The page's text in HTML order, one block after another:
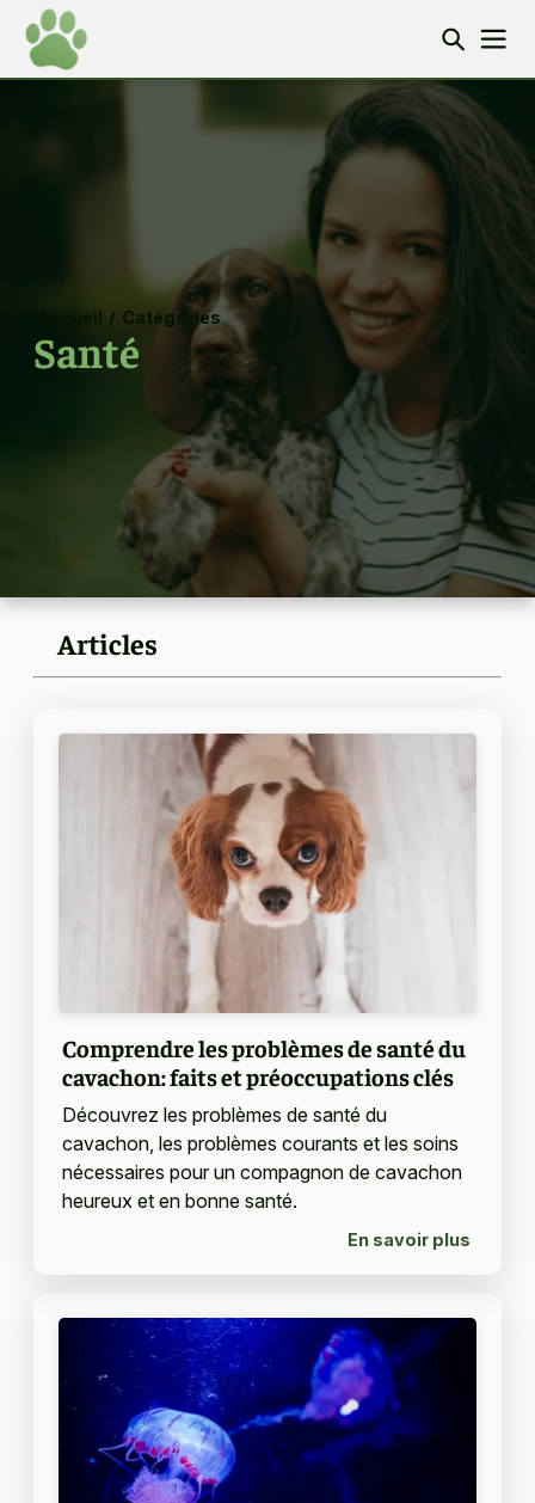
Accueil / Catégories
Santé
Articles
Comprendre les problèmes de santé du
cavachon: faits et préoccupations clés
Découvrez les problèmes de santé du
cavachon, les problèmes courants et les soins
nécessaires pour un compagnon de cavachon
heureux et en bonne santé.
En savoir plus